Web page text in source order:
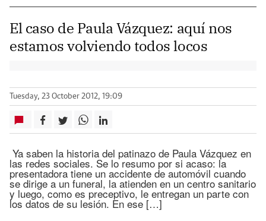
El caso de Paula Vázquez: aquí nos
estamos volviendo todos locos
Tuesday, 23 October 2012, 19:09
Ya saben la historia del patinazo de Paula Vázquez en
las redes sociales. Se lo resumo por si acaso: la
presentadora tiene un accidente de automóvil cuando
se dirige a un funeral, la atienden en un centro sanitario
y luego, como es preceptivo, le entregan un parte con
los datos de su lesión. En ese […]